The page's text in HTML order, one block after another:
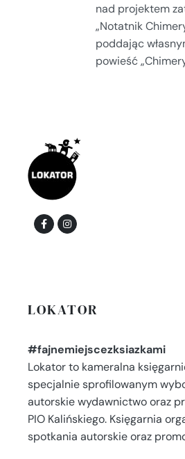
nad projektem
„Notatnik
poddając
powieść
LOKATOR
#fajnemiejscezksiazkami
Lokator to kameralna
specjalnie sprofilowanym
autorskie wydawnictwo oraz
PIO Kalińskiego. Księgarnia
spotkania autorskie oraz